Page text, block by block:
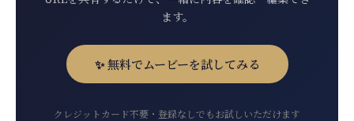
ます。
✨ 無料でムービーを試してみる
クレジットカード不要・登録なしでもお試しいただけます